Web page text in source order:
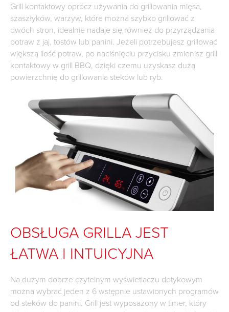
Grill kontaktowy oprócz używania do grillowania mięsa,
szaszłyków, warzyw, które można szybko grillować z
dwóch stron, idealnie nadaje się również do przyrządzania
potraw z jaj, tostów lub panini. Jeżeli potrzebujesz grillować
większą ilość potraw, po naciśnięciu przycisku zmienisz grill
kontaktowy w grill BBQ, dzięki czemu uzyskasz dużą
powierzchnię do grillowania steków lub ryb.
OBSŁUGA GRILLA JEST
ŁATWA I INTUICYJNA
Na dużym dobrze czytelnym wyświetlaczu dotykowym
można wybrać jeden z 6 wstępnie ustawionych programów
od steków do panini. Grill jest wyposażony w timer, który